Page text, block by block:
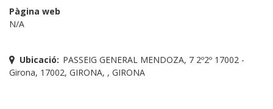
Pàgina web
N/A
Ubicació: PASSEIG GENERAL MENDOZA, 7 2º2º 17002 -
Girona, 17002, GIRONA, , GIRONA